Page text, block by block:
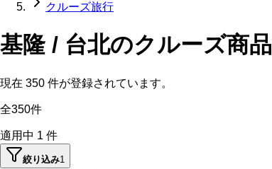
クルーズ旅行
基隆 / 台北のクルーズ商品
現在 350 件が登録されています。
全350件
適用中 1 件
絞り込み1